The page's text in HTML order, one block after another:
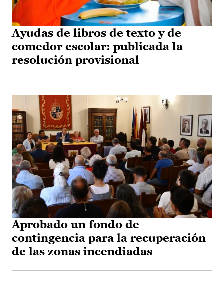
Ayudas de libros de texto y de
comedor escolar: publicada la
resolución provisional
Aprobado un fondo de
contingencia para la recuperación
de las zonas incendiadas